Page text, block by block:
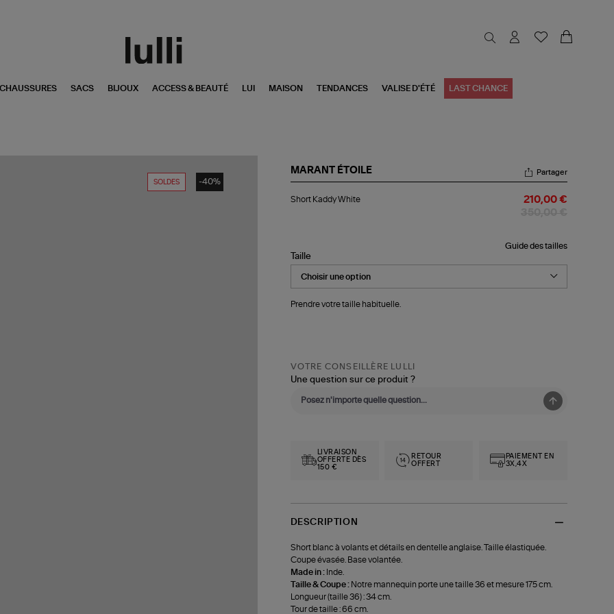
CHAUSSURES SACS BIJOUX ACCESS & BEAUTÉ LUI MAISON TENDANCES VALISE D'ÉTÉ LAST CHANCE
SOLDES -40%
MARANT ÉTOILE
Kaddy
Partager
Short Kaddy White 210,00 €
Guide des tailles
Taille
Prendre votre taille habituelle.
VOTRE CONSEILLÈRE LULLI
Une question sur ce produit ?
LIVRAISON
OFFERTE DÈS
150 €
RETOUR
OFFERT
PAIEMENT EN
3X,4X
DESCRIPTION
Short blanc à volants et détails en dentelle anglaise. Taille élastiquée.
Coupe évasée. Base volantée.
Made in : Inde.
Taille & Coupe : Notre mannequin porte une taille 36 et mesure 175 cm.
Longueur (taille 36) : 34 cm.
Tour de taille : 66 cm.